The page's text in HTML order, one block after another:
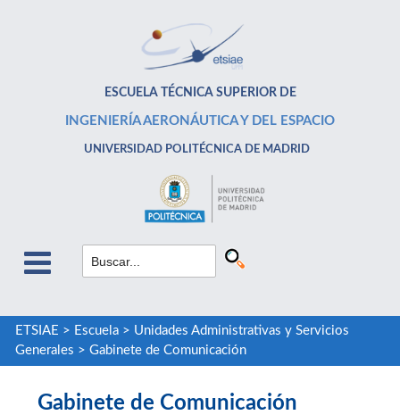
ESCUELA TÉCNICA SUPERIOR DE
INGENIERÍA AERONÁUTICA Y DEL ESPACIO
UNIVERSIDAD POLITÉCNICA DE MADRID
ETSIAE > Escuela> Unidades Administrativas y Servicios
Generales > Gabinete de Comunicación
Gabinete de Comunicación